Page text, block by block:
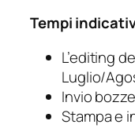
Tempi
L’editing
Luglio/
Invio
Stampa e